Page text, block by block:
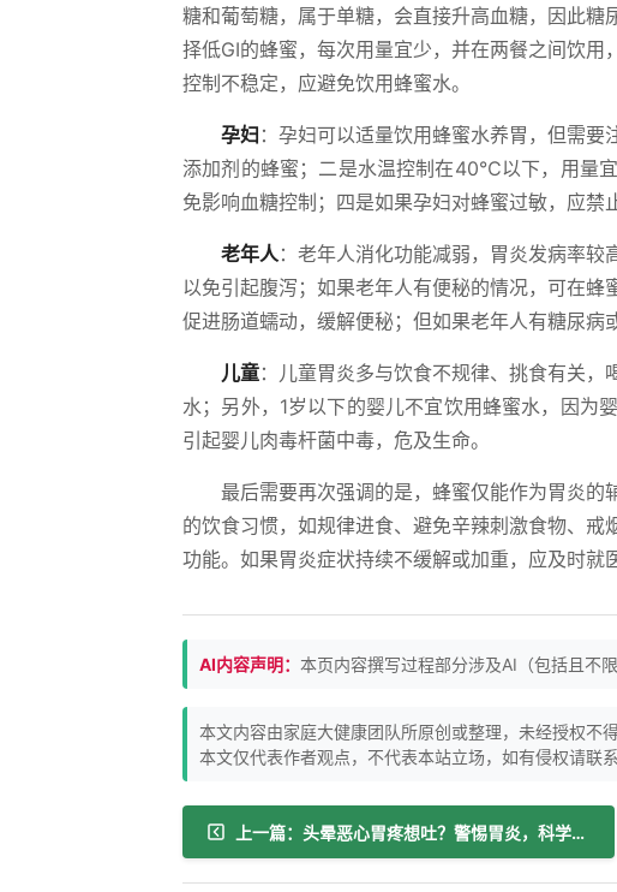
糖和葡萄糖，属于单糖，会直接升高血糖，因此
择低GI的蜂蜜，每次用量宜少，并在两餐之间饮
控制不稳定，应避免饮用蜂蜜水。
孕妇 ：孕妇可以适量饮用蜂蜜水养胃，但需
添加剂的蜂蜜；二是水温控制在40℃以下，用量
免影响血糖控制；四是如果孕妇对蜂蜜过敏，应禁
老年人：老年人消化功能减弱，胃炎发病率较
以免引起腹泻；如果老年人有便秘的情况，可在
促进肠道蠕动，缓解便秘；但如果老年人有糖尿病
儿童：儿童胃炎多与饮食不规律、挑食有关
水；另外，1岁以下的婴儿不宜饮用蜂蜜水，因为
引起婴儿肉毒杆菌中毒，危及生命。
最后需要再次强调的是，蜂蜜仅能作为胃炎
的饮食习惯，如规律进食、避免辛辣刺激食物、
功能。如果胃炎症状持续不缓解或加重，应及时就
AI内容声明： 本页内容撰写过程部分涉及AI（包括且不
本文内容由家庭大健康团队所原创或整理，未经授权不
本文仅代表作者观点，不代表本站立场，如有侵权请联系
上一篇：头晕恶心胃疼想吐？警惕胃炎，科学应对护胃健康